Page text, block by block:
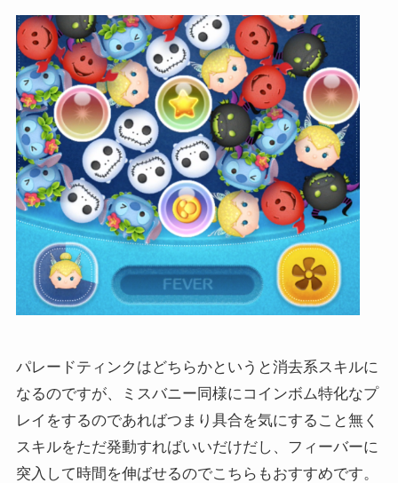
パレードティンクはどちらかというと消去系スキルに
なるのですが、ミスバニー同様にコインボム特化なプ
レイをするのであればつまり具合を気にすること無く
スキルをただ発動すればいいだけだし、フィーバーに
突入して時間を伸ばせるのでこちらもおすすめです。